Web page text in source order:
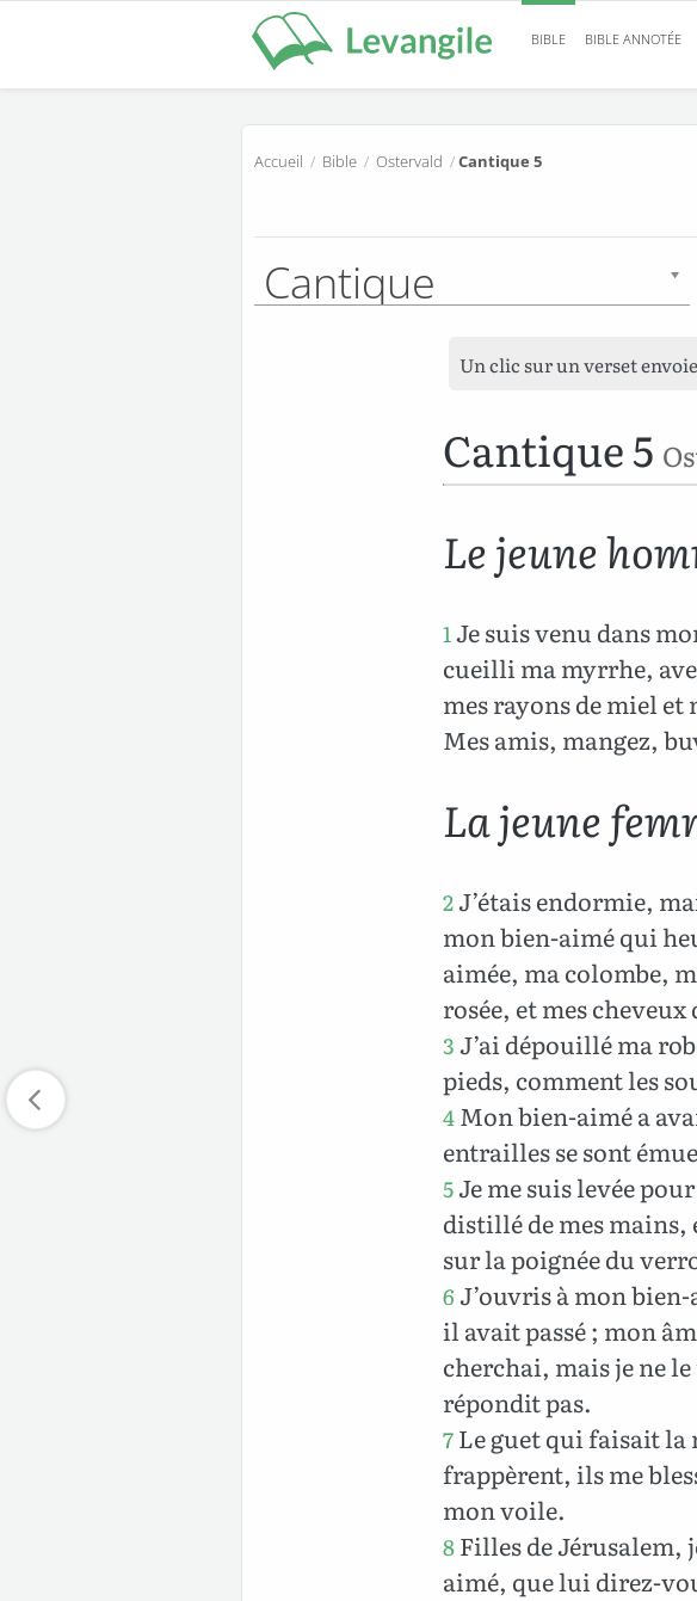
BIBLE BIBLE ANNOTÉE
Accueil / Bible / Ostervald /Cantique 5
Cantique
Un clic sur un verset
Cantique 5
Le jeune
1Je suis venu dans
cueilli ma myrrhe,
mes rayons de miel
Mes amis, mangez,
La jeune
2J’étais endormie,
mon bien-aimé qui
aimée, ma colombe,
rosée, et mes
3 J’ai dépouillé ma
pieds, comment les
4Mon bien-aimé a
entrailles se sont
5Je me suis levée
distillé de mes mains,
sur la poignée du
6 J’ouvris à mon
il avait passé ; mon
cherchai, mais je ne
répondit pas.
7Le guet qui faisait
frappèrent, ils me
mon voile.
8Filles de Jérusalem,
aimé, que lui direz-